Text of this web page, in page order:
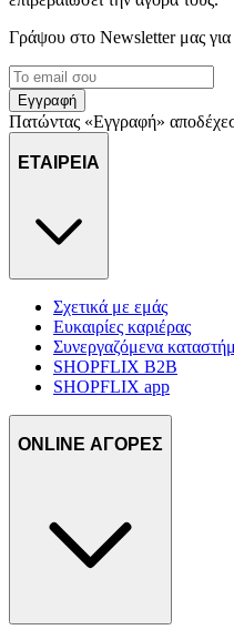
πληροφορίες σχετικά με την
τοποθεσίας μας στους
δικτύωσης, διαφημίσεων και
Γράψου στο Νewsletter μας
Εγγραφή
Πατώντας «Εγγραφή»
ΕΤΑΙΡΕΙΑ
Σχετικά με εμάς
Ευκαιρίες καριέρας
Συνεργαζόμενα
SHOPFLIX B2B
SHOPFLIX app
ONLINE ΑΓΟΡΕΣ